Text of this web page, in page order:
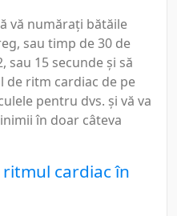
vă numărați bătăile
sau timp de 30 de
sau 15 secunde și să
de ritm cardiac de pe
pentru dvs. și vă va
în doar câteva
cardiac în